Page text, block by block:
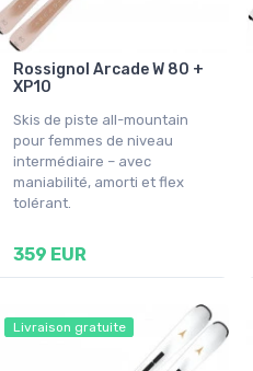
Rossignol Arcade W 80 +
XP10
Skis de piste all-mountain
pour femmes de niveau
intermédiaire – avec
maniabilité, amorti et flex
tolérant.
359 EUR
Livraison gratuite